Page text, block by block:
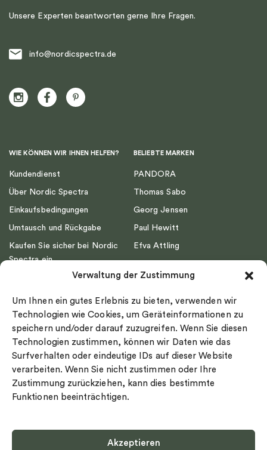
Verwaltung der Zustimmung
Um Ihnen ein gutes Erlebnis zu bieten, verwenden wir
Technologien wie Cookies, um Geräteinformationen zu
speichern und/oder darauf zuzugreifen. Wenn Sie diesen
Technologien zustimmen, können wir Daten wie das
Surfverhalten oder eindeutige IDs auf dieser Website
verarbeiten. Wenn Sie nicht zustimmen oder Ihre
Zustimmung zurückziehen, kann dies bestimmte
Funktionen beeinträchtigen.
Akzeptieren
Unsere Experten beantworten gerne Ihre Fragen.
info@nordicspectra.de
WIE KÖNNEN WIR IHNEN HELFEN?
Kundendienst
Über Nordic Spectra
Einkaufsbedingungen
Umtausch und Rückgabe
Kaufen Sie sicher bei Nordic
Spectra ein
Impressum
Ringgröße
Widerrufsrecht
Cookie-policy
Sekretesspolicy
BELIEBTE MARKEN
PANDORA
Thomas Sabo
Georg Jensen
Paul Hewitt
Efva Attling
Drakenberg Sjölin
Nordic Spectra
Select country